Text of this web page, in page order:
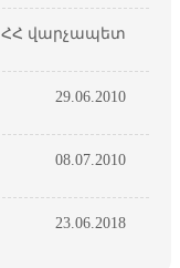
ՀՀ վարչապետ
29.06.2010
08.07.2010
23.06.2018